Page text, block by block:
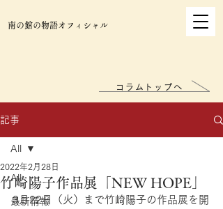
南の館の物語オフィシャル
記事
All
最新情報
All
竹崎陽子作品展「NEW HOPE」
2022年2月28日
3月22日（火）まで竹崎陽子の作品展を開
コラムトップへ